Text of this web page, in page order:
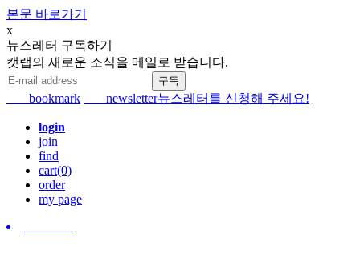
본문 바로가기
x
뉴스레터 구독하기
캣랩의 새로운 소식을 메일로 받습니다.
bookmark newsletter뉴스레터를 신청해 주세요!
login
join
find
cart(0)
order
my page